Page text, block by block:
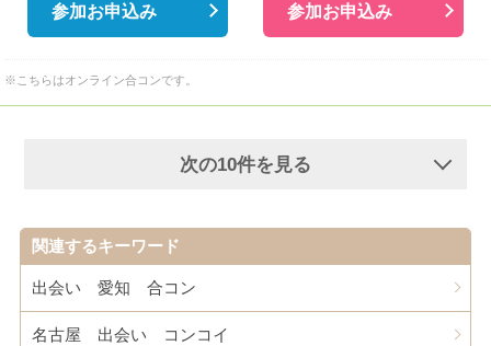
参加お申込み 参加お申込み
※こちらはオンライン合コンです。
次の10件を見る
関連するキーワード
出会い 愛知 合コン
名古屋 出会い コンコイ